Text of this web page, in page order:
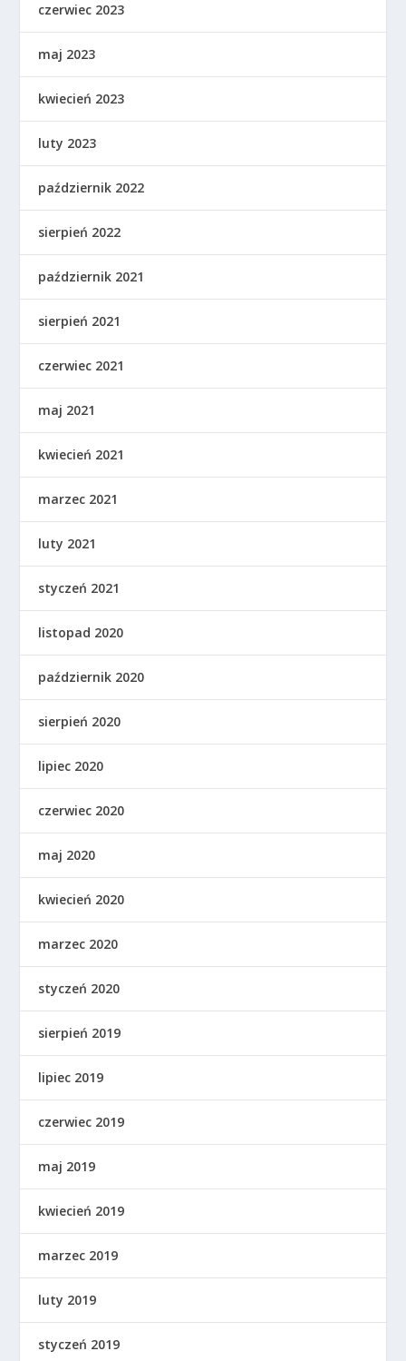
czerwiec 2023
maj 2023
kwiecień 2023
luty 2023
październik 2022
sierpień 2022
październik 2021
sierpień 2021
czerwiec 2021
maj 2021
kwiecień 2021
marzec 2021
luty 2021
styczeń 2021
listopad 2020
październik 2020
sierpień 2020
lipiec 2020
czerwiec 2020
maj 2020
kwiecień 2020
marzec 2020
styczeń 2020
sierpień 2019
lipiec 2019
czerwiec 2019
maj 2019
kwiecień 2019
marzec 2019
luty 2019
styczeń 2019